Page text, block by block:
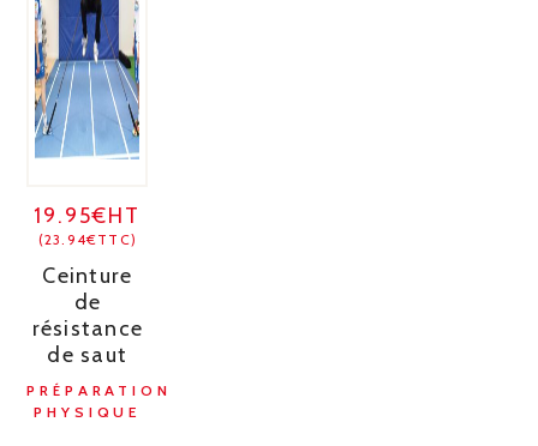
19.95€HT
(23.94€TTC)
Ceinture
de
résistance
de saut
PRÉPARATION
PHYSIQUE